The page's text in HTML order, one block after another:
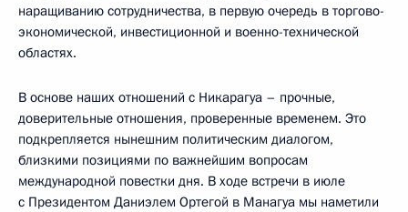
наращиванию сотрудничества, в первую очередь в торгово-
экономической, инвестиционной и военно-технической
областях.
В основе наших отношений с Никарагуа – прочные,
доверительные отношения, проверенные временем. Это
подкрепляется нынешним политическим диалогом,
близкими позициями по важнейшим вопросам
международной повестки дня. В ходе встречи в июле
с Президентом Даниэлем Ортегой в Манагуа мы наметили